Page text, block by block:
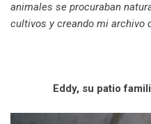
animales se procuraban
cultivos y creando mi archivo
Eddy, su patio